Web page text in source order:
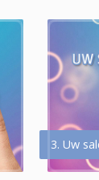
3. Uw